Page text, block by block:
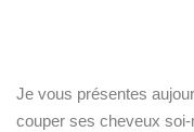
Je vous présentes
couper ses cheveux